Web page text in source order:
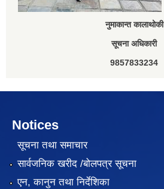
नुमाकान्त कालाथोकी
सूचना अधिकारी
9857833234
Notices
सूचना तथा समाचार
सार्वजनिक खरीद /बोलपत्र सूचना
एन, कानुन तथा निर्देशिका